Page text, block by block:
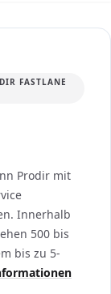
FASTLANE
Prodir mit
Innerhalb
500 bis
bis zu 5-